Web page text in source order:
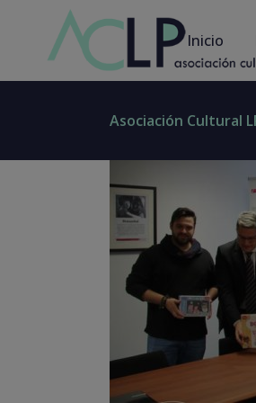
Inicio
Asociación Cultural